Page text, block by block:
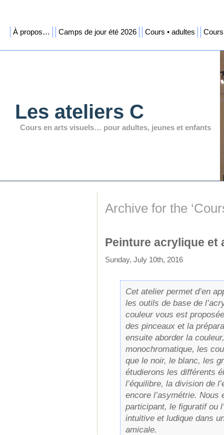
Les ateliers C
Cours en arts visuels… pour adultes, jeunes et enfants
Archive for the
Peinture acrylique et
Sunday, July 10th, 2016
Cet atelier permet d’en
les outils de base de
couleur vous est
des pinceaux et la
ensuite aborder la
monochromatique, les
que le noir, le blanc, les
étudierons les différents
l’équilibre, la division de
encore l’asymétrie.
participant, le figuratif ou
intuitive et ludique dans
amicale.
À propos… Camps de jour été 2026 Cours • adultes